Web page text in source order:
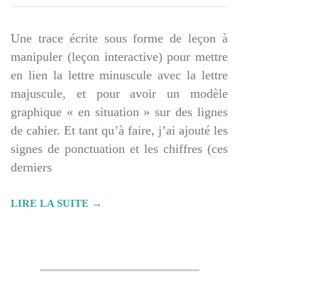
Une trace écrite sous forme de leçon à
manipuler (leçon interactive) pour mettre
en lien la lettre minuscule avec la lettre
majuscule, et pour avoir un modèle
graphique « en situation » sur des lignes
de cahier. Et tant qu’à faire, j’ai ajouté les
signes de ponctuation et les chiffres (ces
derniers
LIRE LA SUITE →